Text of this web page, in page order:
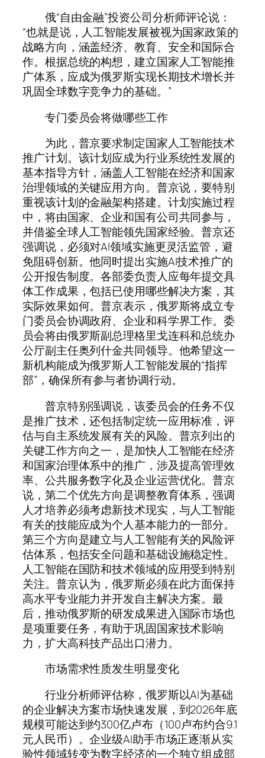
俄“自由金融”投资公司分析师评论说：
“也就是说，人工智能发展被视为国家政策的
战略方向，涵盖经济、教育、安全和国际合
作。根据总统的构想，建立国家人工智能推
广体系，应成为俄罗斯实现长期技术增长并
巩固全球数字竞争力的基础。”
专门委员会将做哪些工作
为此，普京要求制定国家人工智能技术
推广计划。该计划应成为行业系统性发展的
基本指导方针，涵盖人工智能在经济和国家
治理领域的关键应用方向。普京说，要特别
重视该计划的金融架构搭建。计划实施过程
中，将由国家、企业和国有公司共同参与，
并借鉴全球人工智能领先国家经验。普京还
强调说，必须对AI领域实施更灵活监管，避
免阻碍创新。他同时提出实施AI技术推广的
公开报告制度。各部委负责人应每年提交具
体工作成果，包括已使用哪些解决方案，其
实际效果如何。普京表示，俄罗斯将成立专
门委员会协调政府、企业和科学界工作。委
员会将由俄罗斯副总理格里戈连科和总统办
公厅副主任奥列什金共同领导。他希望这一
新机构能成为俄罗斯人工智能发展的“指挥
部”，确保所有参与者协调行动。
普京特别强调说，该委员会的任务不仅
是推广技术，还包括制定统一应用标准，评
估与自主系统发展有关的风险。普京列出的
关键工作方向之一，是加快人工智能在经济
和国家治理体系中的推广，涉及提高管理效
率、公共服务数字化及企业运营优化。普京
说，第二个优先方向是调整教育体系，强调
人才培养必须考虑新技术现实，与人工智能
有关的技能应成为个人基本能力的一部分。
第三个方向是建立与人工智能有关的风险评
估体系，包括安全问题和基础设施稳定性。
人工智能在国防和技术领域的应用受到特别
关注。普京认为，俄罗斯必须在此方面保持
高水平专业能力并开发自主解决方案。最
后，推动俄罗斯的研发成果进入国际市场也
是项重要任务，有助于巩固国家技术影响
力，扩大高科技产品出口潜力。
市场需求性质发生明显变化
行业分析师评估称，俄罗斯以AI为基础
的企业解决方案市场快速发展，到2026年底
规模可能达到约300亿卢布（100卢布约合9.1
元人民币）。企业级AI助手市场正逐渐从实
验性领域转变为数字经济的一个独立组成部